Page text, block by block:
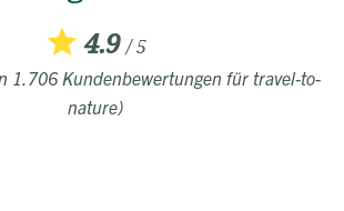
4.9/ 5
1.706 Kundenbewertungen für travel-to-
nature)